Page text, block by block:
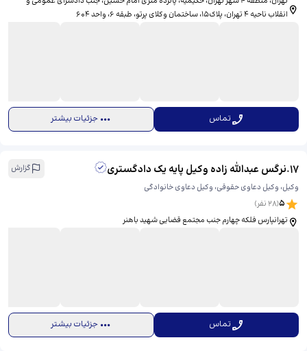
انقلاب ناحیه 4 تهران، ​پلاک15، ساختمان وکلای پرتو، طبقه 6، واحد 604
تماس جزئیات بیشتر
17
.نرگس عبدالله زاده وکیل پایه یک دادگستری
گزارش
وکیل، وکیل دعاوی حقوقی، وکیل دعاوی خانوادگی
5
(
28نفر)
تهرانپارس فلکه چهارم جنب مجتمع قضایی شهید باهنر
تماس جزئیات بیشتر